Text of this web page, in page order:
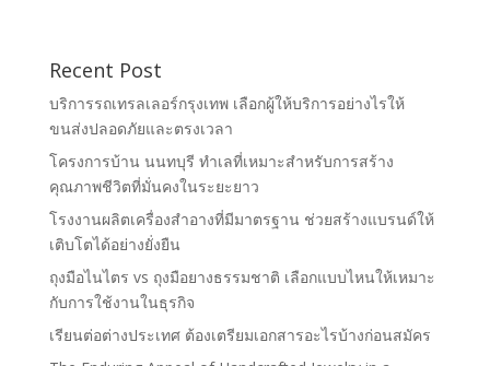
Recent Post
บริการรถเทรลเลอร์กรุงเทพ เลือกผู้ให้บริการอย่างไรให้
ขนส่งปลอดภัยและตรงเวลา
โครงการบ้าน นนทบุรี ทำเลที่เหมาะสำหรับการสร้าง
คุณภาพชีวิตที่มั่นคงในระยะยาว
โรงงานผลิตเครื่องสำอางที่มีมาตรฐาน ช่วยสร้างแบรนด์ให้
เติบโตได้อย่างยั่งยืน
ถุงมือไนไตร vs ถุงมือยางธรรมชาติ เลือกแบบไหนให้เหมาะ
กับการใช้งานในธุรกิจ
เรียนต่อต่างประเทศ ต้องเตรียมเอกสารอะไรบ้างก่อนสมัคร